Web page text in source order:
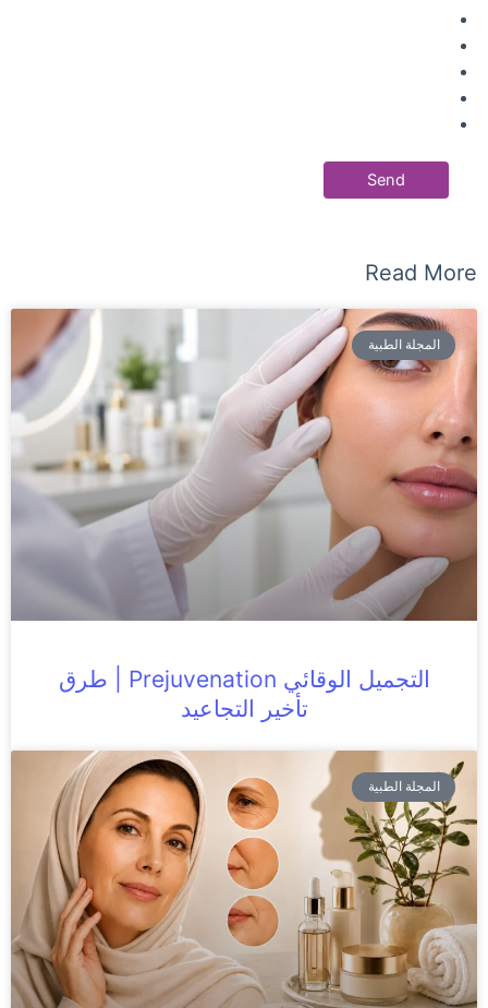
Read More
المجلة الطبية
التجميل الوقائي Prejuvenation | طرق
تأخير التجاعيد
المجلة الطبية